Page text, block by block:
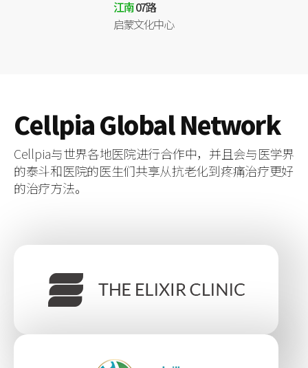
江南07路
启蒙文化中心
Cellpia Global Network
Cellpia与世界各地医院进行合作中，并且会与医学界
的泰斗和医院的医生们共享从抗老化到疼痛治疗更好
的治疗方法。